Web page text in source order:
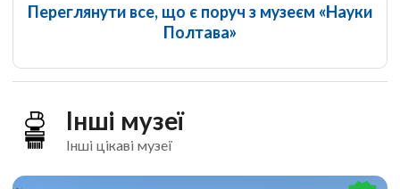
Переглянути все, що є поруч з музеєм «Науки
Полтава»
Інші музеї
Інші цікаві музеї